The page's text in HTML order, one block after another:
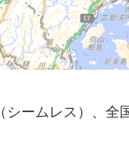
シームレス）、全